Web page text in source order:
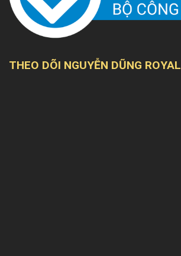
THEO DÕI NGUYỄN DŨNG ROYAL